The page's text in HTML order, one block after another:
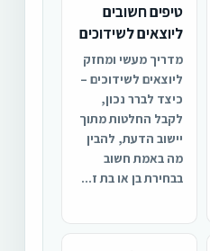
טיפים חשובים
ליוצאים לשידוכים
מדריך מעשי ומחזק
ליוצאים לשידוכים –
כיצד לברר נכון,
לקבל החלטות מתוך
יישוב הדעת, להבין
מה באמת חשוב
בבחירת בן או בת ז...